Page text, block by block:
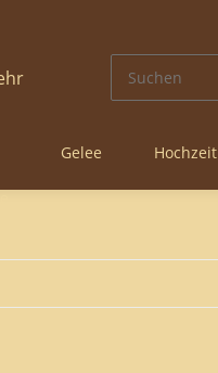
Gelee Hochzeit